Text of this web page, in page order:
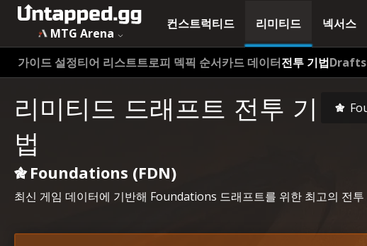
MTG Arena
컨스트럭티드 리미티드 넥서스
가이드 설정티어 리스트트로피 덱픽 순서카드 데이터전투 기법
리미티드 드래프트 전투 기
법
Foundations (FDN)
최신 게임 데이터에 기반해 Foundations 드래프트를 위한 최고의 전